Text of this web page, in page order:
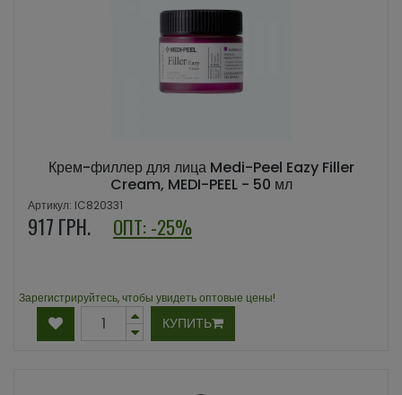
Крем-филлер для лица Medi-Peel Eazy Filler
Cream, MEDI-PEEL - 50 мл
Артикул: IC820331
917 ГРН. ОПТ: -25%
Зарегистрируйтесь, чтобы увидеть оптовые цены!
КУПИТЬ